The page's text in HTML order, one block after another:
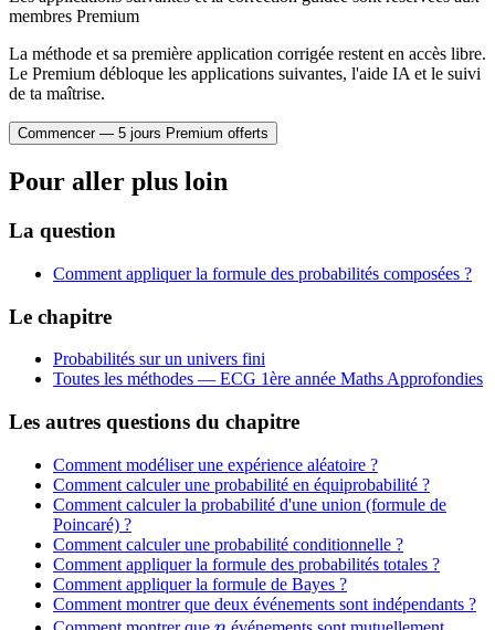
{120}=\dfrac{1}
{5}
membres Premium
La méthode et sa première application corrigée restent en accès libre.
Le Premium débloque les applications suivantes, l'aide IA et le suivi
de ta maîtrise.
Commencer — 5 jours Premium offerts
Pour aller plus loin
La question
Comment appliquer la formule des probabilités composées ?
Le chapitre
Probabilités sur un univers fini
Toutes les méthodes — ECG 1ère année Maths Approfondies
Les autres questions du chapitre
Comment modéliser une expérience aléatoire ?
Comment calculer une probabilité en équiprobabilité ?
Comment calculer la probabilité d'une union (formule de
Poincaré) ?
Comment calculer une probabilité conditionnelle ?
Comment appliquer la formule des probabilités totales ?
Comment appliquer la formule de Bayes ?
Comment montrer que deux événements sont indépendants ?